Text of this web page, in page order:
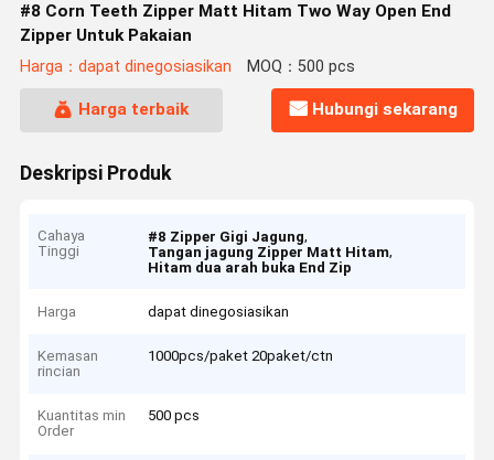
#8 Corn Teeth Zipper Matt Hitam Two Way Open End
Zipper Untuk Pakaian
Harga：dapat dinegosiasikan MOQ：500 pcs
Harga terbaik Hubungi sekarang
Deskripsi Produk
Cahaya
Tinggi
#8 Zipper Gigi Jagung,
Tangan jagung Zipper Matt Hitam,
Hitam dua arah buka End Zip
Harga dapat dinegosiasikan
Kemasan
rincian
1000pcs/paket 20paket/ctn
Kuantitas min
Order
500 pcs